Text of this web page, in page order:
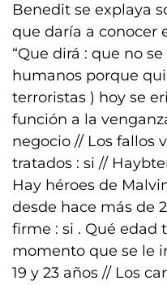
Benedit se explaya
que daría a conocer
“Que dirá : que no
humanos porque
terroristas ) hoy se
función a la
negocio // Los fallos
tratados : si //
Hay héroes de
desde hace más de
firme : si . Qué edad
momento que se le
19 y 23 años // Los